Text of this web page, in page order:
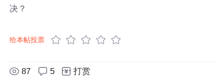
决？
给本帖投票
87 5 打赏